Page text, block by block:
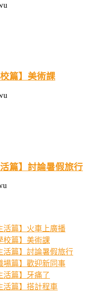
篇】美術課
篇】討論暑假旅行
活篇】火車上廣播
校篇】美術課
活篇】討論暑假旅行
場篇】歡迎新同事
活篇】牙痛了
活篇】搭計程車